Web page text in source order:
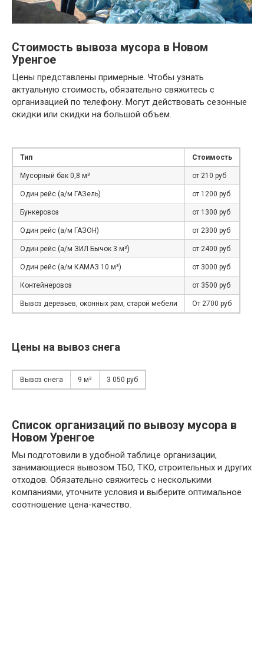
Стоимость вывоза мусора в Новом
Уренгое
Цены представлены примерные. Чтобы узнать
актуальную стоимость, обязательно свяжитесь с
организацией по телефону. Могут действовать сезонные
скидки или скидки на большой объем.
Тип Стоимость
Мусорный бак 0,8 м³ от 210 руб
Один рейс (а/м ГАЗель) от 1200 руб
Бункеровоз от 1300 руб
Один рейс (а/м ГАЗОН) от 2300 руб
Один рейс (а/м ЗИЛ Бычок 3 м³) от 2400 руб
Один рейс (а/м КАМАЗ 10 м³) от 3000 руб
Контейнеровоз от 3500 руб
Вывоз деревьев, оконных рам, старой мебели От 2700 руб
Цены на вывоз снега
Вывоз снега 9 м³ 3 050 руб
Список организаций по вывозу мусора в
Новом Уренгое
Мы подготовили в удобной таблице организации,
занимающиеся вывозом ТБО, ТКО, строительных и других
отходов. Обязательно свяжитесь с несколькими
компаниями, уточните условия и выберите оптимальное
соотношение цена-качество.